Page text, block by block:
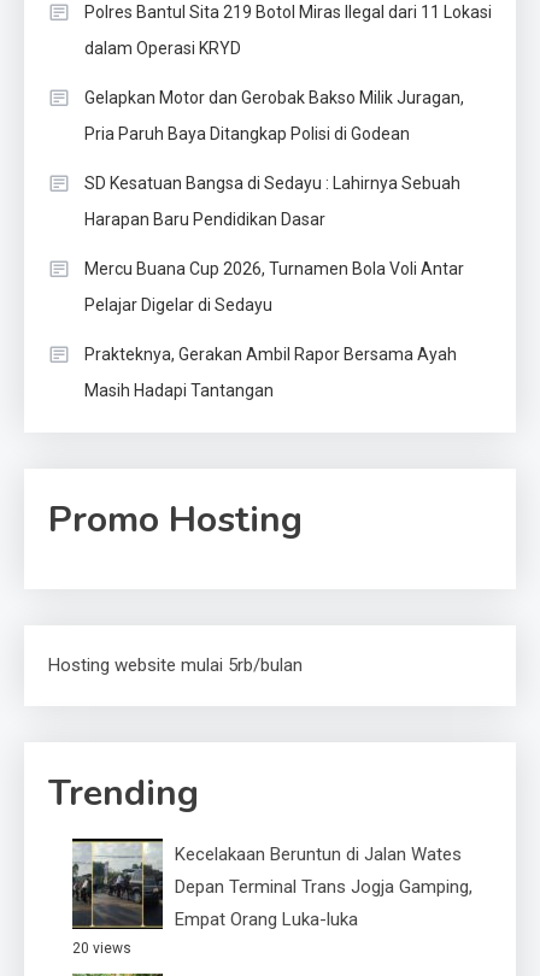
Polres Bantul Sita 219 Botol Miras Ilegal dari 11 Lokasi
dalam Operasi KRYD
Gelapkan Motor dan Gerobak Bakso Milik Juragan,
Pria Paruh Baya Ditangkap Polisi di Godean
SD Kesatuan Bangsa di Sedayu : Lahirnya Sebuah
Harapan Baru Pendidikan Dasar
Mercu Buana Cup 2026, Turnamen Bola Voli Antar
Pelajar Digelar di Sedayu
Prakteknya, Gerakan Ambil Rapor Bersama Ayah
Masih Hadapi Tantangan
Promo Hosting
Hosting website mulai 5rb/bulan
Trending
Kecelakaan Beruntun di Jalan Wates
Depan Terminal Trans Jogja Gamping,
Empat Orang Luka-luka
20 views